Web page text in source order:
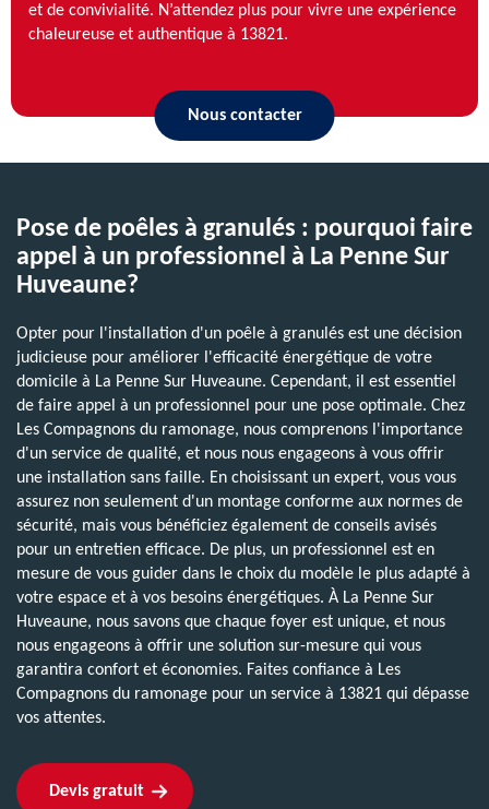
et de convivialité. N’attendez plus pour vivre une expérience
chaleureuse et authentique à 13821.
Nous contacter
Pose de poêles à granulés : pourquoi faire
appel à un professionnel à La Penne Sur
Huveaune?
Opter pour l'installation d'un poêle à granulés est une décision
judicieuse pour améliorer l'efficacité énergétique de votre
domicile à La Penne Sur Huveaune. Cependant, il est essentiel
de faire appel à un professionnel pour une pose optimale. Chez
Les Compagnons du ramonage, nous comprenons l'importance
d'un service de qualité, et nous nous engageons à vous offrir
une installation sans faille. En choisissant un expert, vous vous
assurez non seulement d'un montage conforme aux normes de
sécurité, mais vous bénéficiez également de conseils avisés
pour un entretien efficace. De plus, un professionnel est en
mesure de vous guider dans le choix du modèle le plus adapté à
votre espace et à vos besoins énergétiques. À La Penne Sur
Huveaune, nous savons que chaque foyer est unique, et nous
nous engageons à offrir une solution sur-mesure qui vous
garantira confort et économies. Faites confiance à Les
Compagnons du ramonage pour un service à 13821 qui dépasse
vos attentes.
Devis gratuit